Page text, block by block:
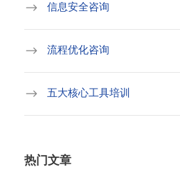
信息安全咨询
流程优化咨询
五大核心工具培训
热门文章